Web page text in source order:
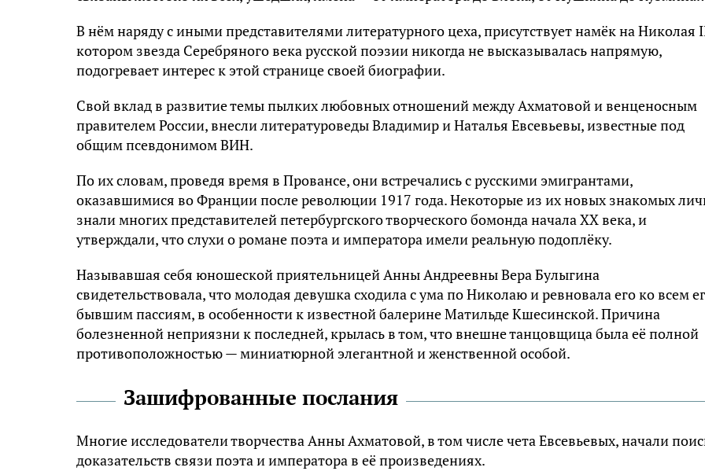
В нём наряду с иными представителями литературного цеха, присутствует намёк на Николая
котором звезда Серебряного века русской поэзии никогда не высказывалась напрямую,
подогревает интерес к этой странице своей биографии.
Свой вклад в развитие темы пылких любовных отношений между Ахматовой и венценосным
правителем России, внесли литературоведы Владимир и Наталья Евсевьевы, известные под
общим псевдонимом ВИН.
По их словам, проведя время в Провансе, они встречались с русскими эмигрантами,
оказавшимися во Франции после революции 1917 года. Некоторые из их новых знакомых
знали многих представителей петербургского творческого бомонда начала XX века, и
утверждали, что слухи о романе поэта и императора имели реальную подоплёку.
Называвшая себя юношеской приятельницей Анны Андреевны Вера Булыгина
свидетельствовала, что молодая девушка сходила с ума по Николаю и ревновала его ко всем
бывшим пассиям, в особенности к известной балерине Матильде Кшесинской. Причина
болезненной неприязни к последней, крылась в том, что внешне танцовщица была её полной
противоположностью — миниатюрной элегантной и женственной особой.
Зашифрованные послания
Многие исследователи творчества Анны Ахматовой, в том числе чета Евсевьевых, начали
доказательств связи поэта и императора в её произведениях.